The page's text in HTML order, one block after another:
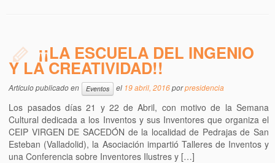
¡¡LA ESCUELA DEL INGENIO
Y LA CREATIVIDAD!!
Artículo publicado en Eventos el 19 abril, 2016porpresidencia
Los pasados días 21 y 22 de Abril, con motivo de la Semana
Cultural dedicada a los Inventos y sus Inventores que organiza el
CEIP VIRGEN DE SACEDÓN de la localidad de Pedrajas de San
Esteban (Valladolid), la Asociación impartió Talleres de Inventos y
una Conferencia sobre Inventores Ilustres y […]